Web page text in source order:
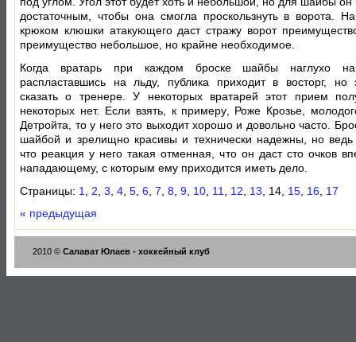
достаточным, чтобы она смогла проскользнуть в ворота.
крюком клюшки атакующего даст стражу ворот
преимущество небольшое, но крайне необходимое.
Когда вратарь при каждом броске шайбы наглухо
распластавшись на льду, публика приходит в восторг, но
сказать о тренере. У некоторых вратарей этот прием
некоторых нет. Если взять, к примеру, Роже Крозье,
Детройта, то у него это выходит хорошо и довольно часто.
шайбой и зрелищно красивы и технически надежны, но ведь
что реакция у него такая отменная, что он даст сто очков
нападающему, с которым ему приходится иметь дело.
Страницы: 1 2 3 4 5 6 7 8 9 10 11 12 13 , 14, 15 16 17
« предыдущая
2010 © Салават Юлаев - хоккейный клуб